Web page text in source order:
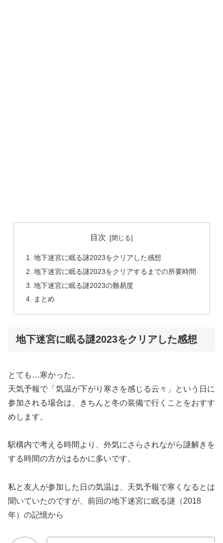
目次
地下迷宮に眠る謎2023をクリアした感想
地下迷宮に眠る謎2023をクリアするまでの所要時間
地下迷宮に眠る謎2023の難易度
まとめ
地下迷宮に眠る謎2023をクリアした感想
とても…寒かった。
天気予報で「気温が下がり寒さを感じる云々」という日に
参加される場合は、きちんと冬の装備で行くことをおすす
めします。
駅構内で考える時間より、外気にさらされながら謎解きを
する時間の方がはるかに多いです。
私と友人が参加した日の気温は、天気予報で寒くなるとは
聞いていたのですが、前回の地下迷宮に眠る謎（2018
年）の記憶から